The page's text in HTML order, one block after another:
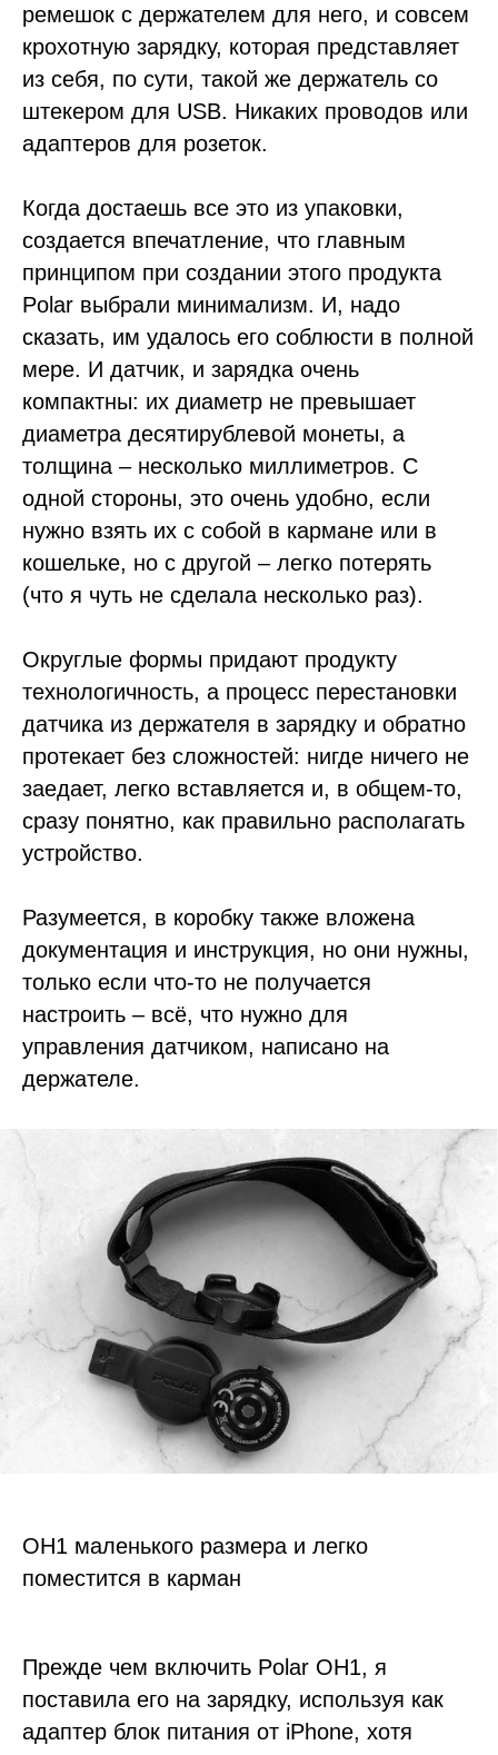
ремешок с держателем для него, и совсем
крохотную зарядку, которая представляет
из себя, по сути, такой же держатель со
штекером для USB. Никаких проводов или
адаптеров для розеток.
Когда достаешь все это из упаковки,
создается впечатление, что главным
принципом при создании этого продукта
Polar выбрали минимализм. И, надо
сказать, им удалось его соблюсти в полной
мере. И датчик, и зарядка очень
компактны: их диаметр не превышает
диаметра десятирублевой монеты, а
толщина – несколько миллиметров. С
одной стороны, это очень удобно, если
нужно взять их с собой в кармане или в
кошельке, но с другой – легко потерять
(что я чуть не сделала несколько раз).
Округлые формы придают продукту
технологичность, а процесс перестановки
датчика из держателя в зарядку и обратно
протекает без сложностей: нигде ничего не
заедает, легко вставляется и, в общем-то,
сразу понятно, как правильно располагать
устройство.
Разумеется, в коробку также вложена
документация и инструкция, но они нужны,
только если что-то не получается
настроить – всё, что нужно для
управления датчиком, написано на
держателе.
OH1 маленького размера и легко
поместится в карман
Прежде чем включить Polar OH1, я
поставила его на зарядку, используя как
адаптер блок питания от iPhone, хотя